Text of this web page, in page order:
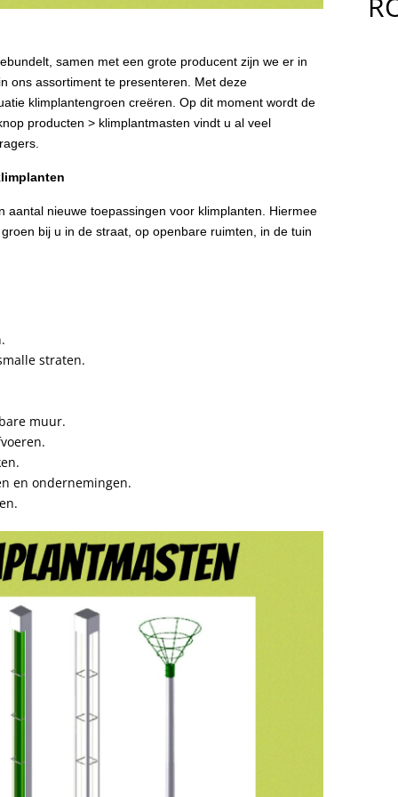
samen met een grote producent zijn we er in
ons assortiment te presenteren. Met deze
klimplantengroen creëren. Op dit moment wordt de
producten > klimplantmasten vindt u al veel
aantal nieuwe toepassingen voor klimplanten. Hiermee
bij u in de straat, op openbare ruimten, in de tuin
straten.
muur.
en ondernemingen.